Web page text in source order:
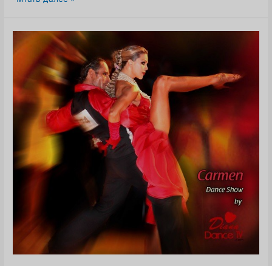
GRAND
OPENING
2017,
Празднование
5-
го
сезона!